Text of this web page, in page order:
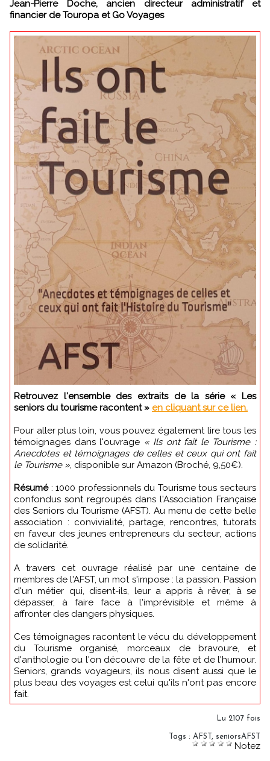
Jean-Pierre Doche, ancien directeur administratif et
financier de Touropa et Go Voyages
Retrouvez l'ensemble des extraits de la série « Les
seniors du tourisme racontent » en cliquant sur ce lien.
Pour aller plus loin, vous pouvez également lire tous les
témoignages dans l'ouvrage « Ils ont fait le Tourisme :
Anecdotes et témoignages de celles et ceux qui ont fait
le Tourisme », disponible sur Amazon (Broché, 9,50€).
Résumé: 1000 professionnels du Tourisme tous secteurs
confondus sont regroupés dans l'Association Française
des Seniors du Tourisme (AFST). Au menu de cette belle
association : convivialité, partage, rencontres, tutorats
en faveur des jeunes entrepreneurs du secteur, actions
de solidarité.
A travers cet ouvrage réalisé par une centaine de
membres de l'AFST, un mot s'impose : la passion. Passion
d'un métier qui, disent-ils, leur a appris à rêver, à se
dépasser, à faire face à l'imprévisible et même à
affronter des dangers physiques.
Ces témoignages racontent le vécu du développement
du Tourisme organisé, morceaux de bravoure, et
d'anthologie ou l'on découvre de la fête et de l'humour.
Seniors, grands voyageurs, ils nous disent aussi que le
plus beau des voyages est celui qu'ils n'ont pas encore
fait.
Lu 2107 fois
Tags : AFST , seniorsAFST
Notez